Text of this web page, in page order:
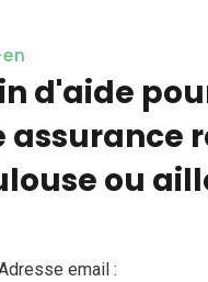
d'aide
assurance
ou
email :